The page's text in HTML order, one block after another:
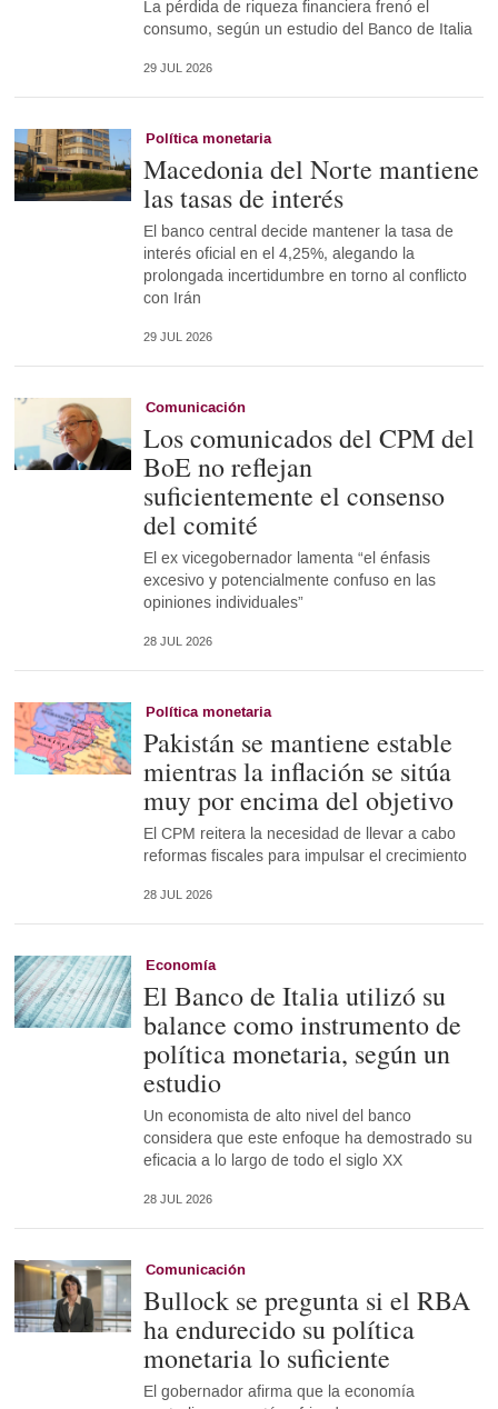
La pérdida de riqueza financiera frenó el
consumo, según un estudio del Banco de Italia
29 JUL 2026
Política monetaria
Macedonia del Norte mantiene
las tasas de interés
El banco central decide mantener la tasa de
interés oficial en el 4,25%, alegando la
prolongada incertidumbre en torno al conflicto
con Irán
29 JUL 2026
Comunicación
Los comunicados del CPM del
BoE no reflejan
suficientemente el consenso
del comité
El ex vicegobernador lamenta “el énfasis
excesivo y potencialmente confuso en las
opiniones individuales”
28 JUL 2026
Política monetaria
Pakistán se mantiene estable
mientras la inflación se sitúa
muy por encima del objetivo
El CPM reitera la necesidad de llevar a cabo
reformas fiscales para impulsar el crecimiento
28 JUL 2026
Economía
El Banco de Italia utilizó su
balance como instrumento de
política monetaria, según un
estudio
Un economista de alto nivel del banco
considera que este enfoque ha demostrado su
eficacia a lo largo de todo el siglo XX
28 JUL 2026
Comunicación
Bullock se pregunta si el RBA
ha endurecido su política
monetaria lo suficiente
El gobernador afirma que la economía